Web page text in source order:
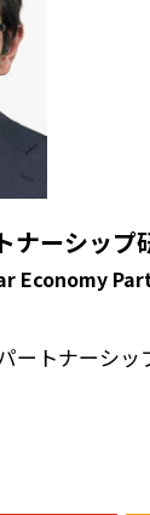
ナーシップ
Economy
ートナーシッ